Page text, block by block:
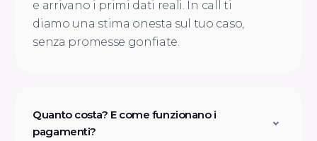
e arrivano i primi dati reali. In call ti
diamo una stima onesta sul tuo caso,
senza promesse gonfiate.
Quanto costa? E come funzionano i
pagamenti?